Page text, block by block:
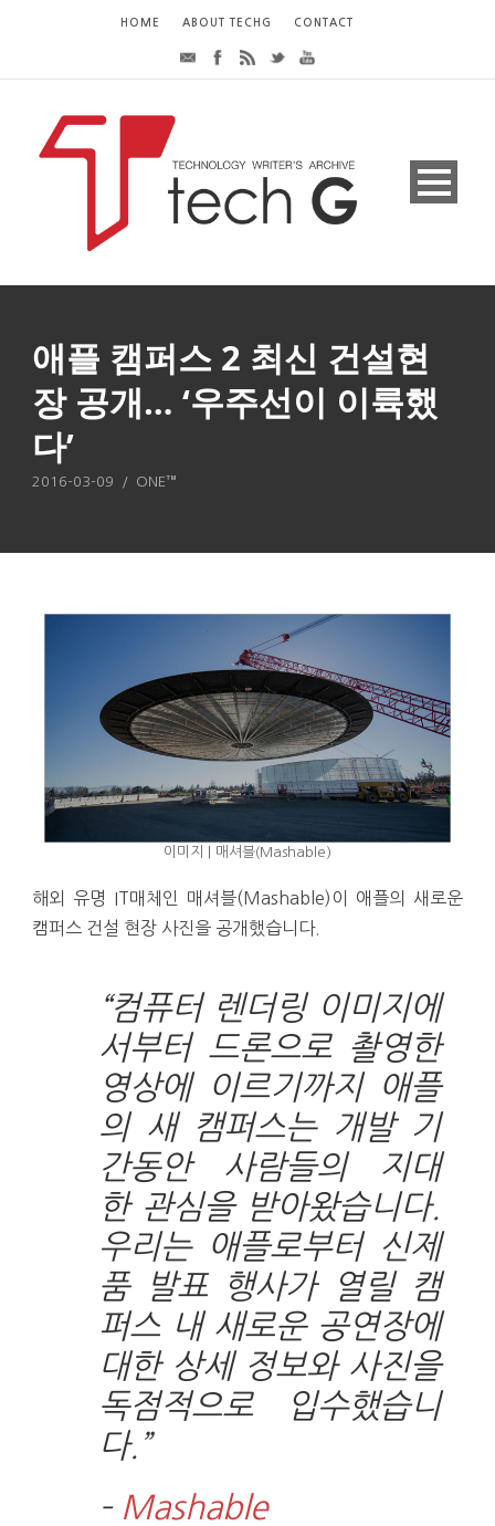
HOME ABOUT TECHG CONTACT
애플 캠퍼스 2 최신 건설현
장 공개… ‘우주선이 이륙했
다’
2016-03-09 / ONE™
이미지 | 매셔블(Mashable)
해외 유명 IT매체인 매셔블(Mashable)이 애플의 새로운
캠퍼스 건설 현장 사진을 공개했습니다.
“컴퓨터 렌더링 이미지에
서부터 드론으로 촬영한
영상에 이르기까지 애플
의 새 캠퍼스는 개발 기
간동안 사람들의 지대
한 관심을 받아왔습니다.
우리는 애플로부터 신제
품 발표 행사가 열릴 캠
퍼스 내 새로운 공연장에
대한 상세 정보와 사진을
독점적으로 입수했습니
다.”
– Mashable